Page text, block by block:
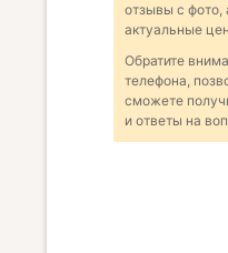
отзывы с фото,
актуальные
Обратите
телефона,
сможете
и ответы на